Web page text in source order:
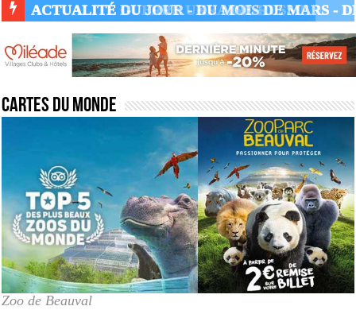
ACTUALITÉ GUERRE UKRAINE-RUSSIE
Cartes du monde
Zoo de Beauval